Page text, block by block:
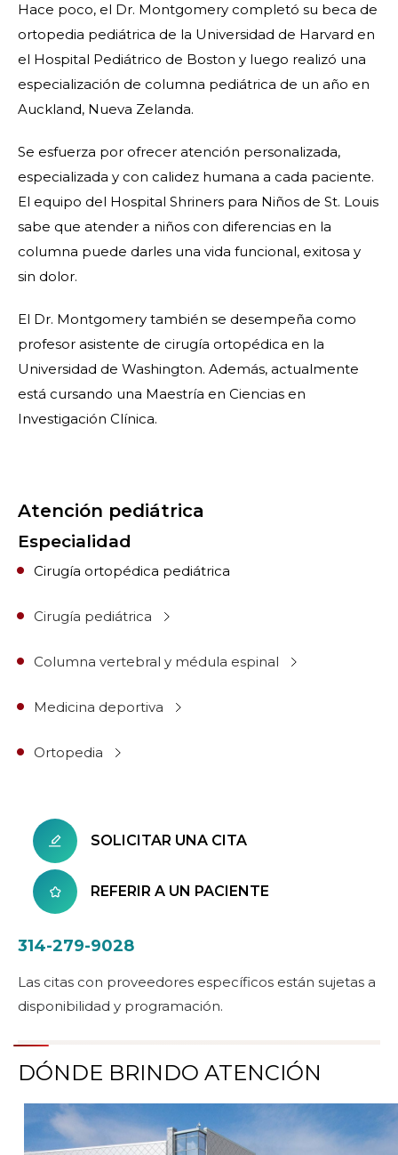
Hace poco, el Dr. Montgomery completó su beca de
ortopedia pediátrica de la Universidad de Harvard en
el Hospital Pediátrico de Boston y luego realizó una
especialización de columna pediátrica de un año en
Auckland, Nueva Zelanda.
Se esfuerza por ofrecer atención personalizada,
especializada y con calidez humana a cada paciente.
El equipo del Hospital Shriners para Niños de St. Louis
sabe que atender a niños con diferencias en la
columna puede darles una vida funcional, exitosa y
sin dolor.
El Dr. Montgomery también se desempeña como
profesor asistente de cirugía ortopédica en la
Universidad de Washington. Además, actualmente
está cursando una Maestría en Ciencias en
Investigación Clínica.
Atención pediátrica
Especialidad
Cirugía ortopédica pediátrica
Cirugía pediátrica
Columna vertebral y médula espinal
Medicina deportiva
Ortopedia
SOLICITAR UNA CITA
REFERIR A UN PACIENTE
314-279-9028
Las citas con proveedores específicos están sujetas a
disponibilidad y programación.
DÓNDE BRINDO ATENCIÓN